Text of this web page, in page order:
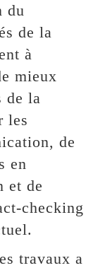
du
de la
à
mieux
de la
les
de
en
et de
checking
travaux a